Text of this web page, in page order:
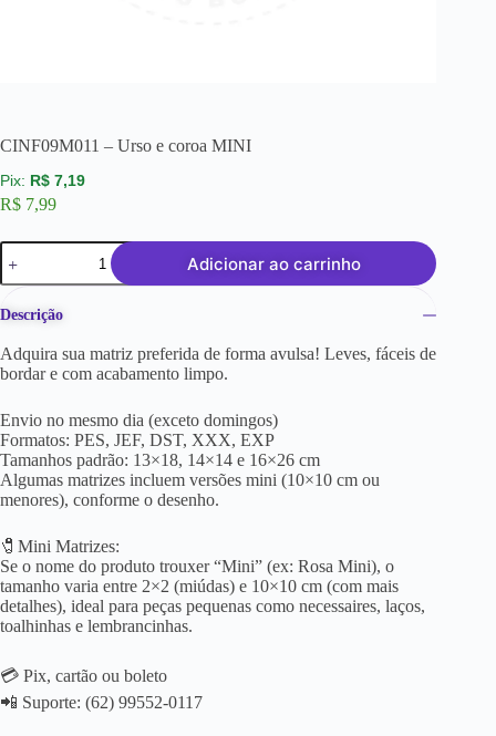
CINF09M011 – Urso e coroa MINI
R$ 7,19
R$ 7,99
Adicionar ao carrinho
Descrição
Adquira sua matriz preferida de forma avulsa! Leves, fáceis de
bordar e com acabamento limpo.
Envio no mesmo dia (exceto domingos)
Formatos: PES, JEF, DST, XXX, EXP
Tamanhos padrão: 13×18, 14×14 e 16×26 cm
Algumas matrizes incluem versões mini (10×10 cm ou
menores), conforme o desenho.
🧷Mini Matrizes:
Se o nome do produto trouxer “Mini” (ex: Rosa Mini), o
tamanho varia entre 2×2 (miúdas) e 10×10 cm (com mais
detalhes), ideal para peças pequenas como necessaires, laços,
toalhinhas e lembrancinhas.
💳 Pix, cartão ou boleto
📲 Suporte: (62) 99552-0117